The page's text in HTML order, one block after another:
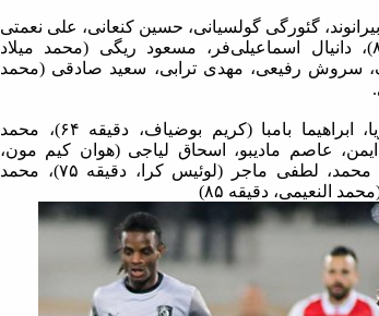
گئورگی گولسیانی، حسین کنعانی، علی نعمتی
(محمد مهدی احمدی، دقیقه ۸۶)، دانیال اسماعیلی‌فر، مسعود ریگی (محمد میلاد
میلاد سرلک، سروش رفیعی، مهدی ترابی، سعید صادقی (محمد
ترکیب الدحیل قطر: صلاح زکریا، ابراهیما بامبا (کریم بوضیاف، دقیقه ۶۴)، محمد
عاصم مادیبو، اسحاق لیاجی (هوان کیم مون،
دقیقه ۷۵)، معز علی، اسماعیل محمد، لطفی ماجر (لوئیس کرا، دقیقه ۷۵)، محمد